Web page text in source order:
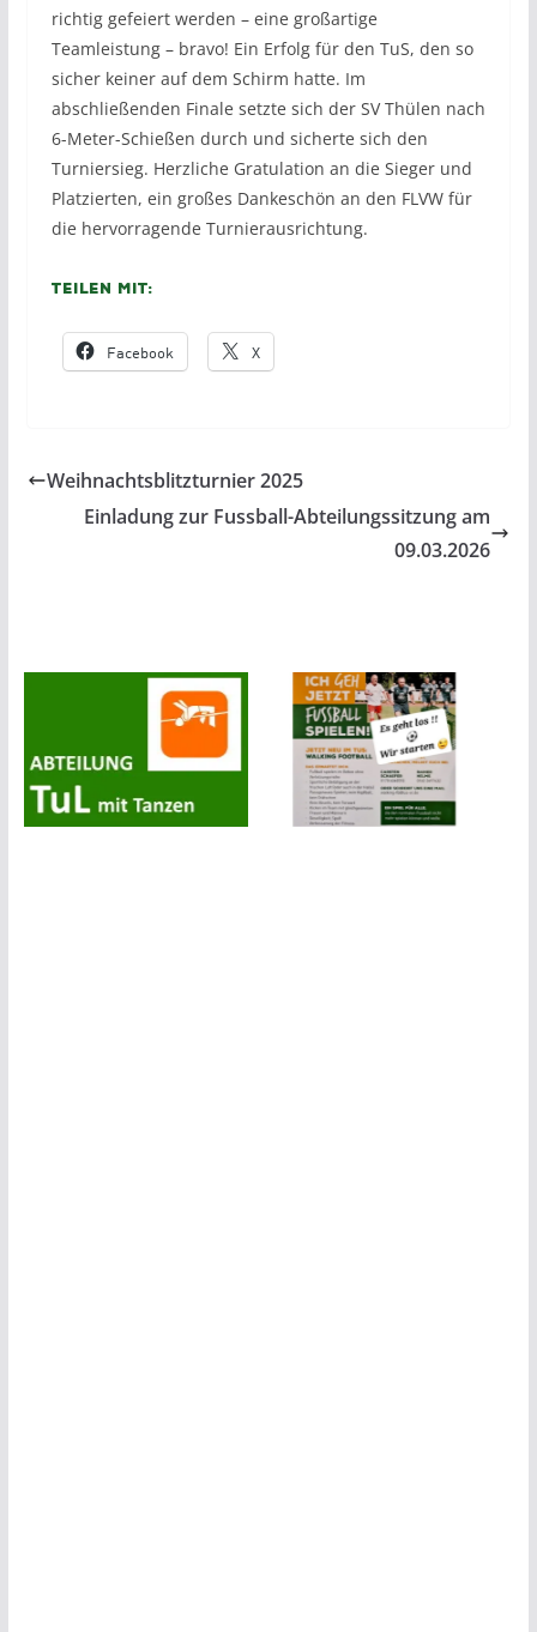
richtig gefeiert werden – eine großartige
Teamleistung – bravo! Ein Erfolg für den TuS, den so
sicher keiner auf dem Schirm hatte. Im
abschließenden Finale setzte sich der SV Thülen nach
6-Meter-Schießen durch und sicherte sich den
Turniersieg. Herzliche Gratulation an die Sieger und
Platzierten, ein großes Dankeschön an den FLVW für
die hervorragende Turnierausrichtung.
Teilen mit:
Facebook X
Weihnachtsblitzturnier 2025
Einladung zur Fussball-Abteilungssitzung am
09.03.2026